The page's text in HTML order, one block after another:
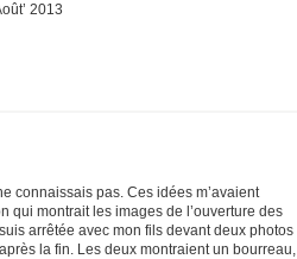
2013
connaissais pas. Ces idées m’avaient
qui montrait les images de l’ouverture des
arrêtée avec mon fils devant deux photos
la fin. Les deux montraient un bourreau,